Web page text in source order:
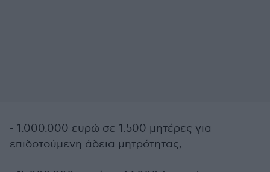
- 1.000.000 ευρώ σε 1.500 μητέρες για
επιδοτούμενη άδεια μητρότητας,